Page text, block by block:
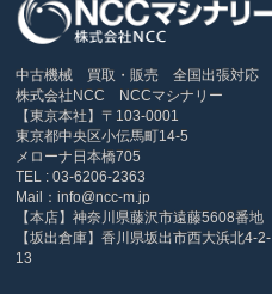
中古機械 買取・販売 全国出張対応
株式会社NCC NCCマシナリー
【東京本社】〒103-0001
東京都中央区小伝馬町14-5
メローナ日本橋705
TEL : 03-6206-2363
Mail：info@ncc-m.jp
【本店】神奈川県藤沢市遠藤5608番地
【坂出倉庫】香川県坂出市西大浜北4-2-
13